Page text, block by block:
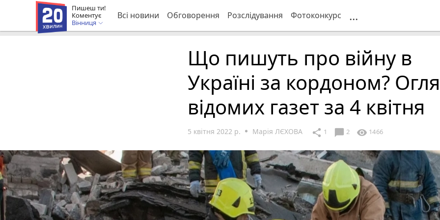
Пишеш ти!
Коментує
Вінниця
Всі новини Обговорення Розслідування Фотоконкурс ...
Що пишуть про війну в
Україні за кордоном?
відомих газет за 4 квітня
5 квітня 2022 р. Марія ЛЄХОВА share 1 chat_bubble 2 visibility 1466